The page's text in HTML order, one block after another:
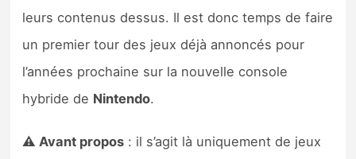
leurs contenus dessus. Il est donc temps de faire
un premier tour des jeux déjà annoncés pour
l’années prochaine sur la nouvelle console
hybride de Nintendo.
⚠️ Avant propos : il s’agit là uniquement de jeux